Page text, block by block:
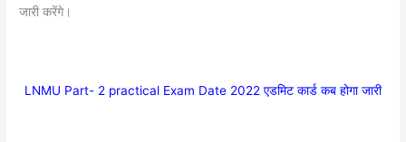
जारी करेंगे।
LNMU Part- 2 practical Exam Date 2022 एडमिट कार्ड कब होगा जारी